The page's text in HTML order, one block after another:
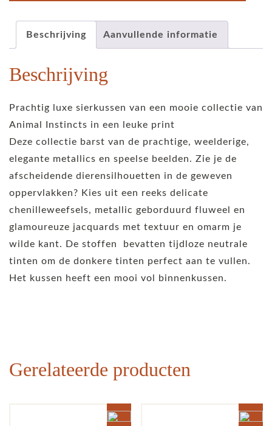
Beschrijving Aanvullende informatie
Beschrijving
Prachtig luxe sierkussen van een mooie collectie van
Animal Instincts in een leuke print
Deze collectie barst van de prachtige, weelderige,
elegante metallics en speelse beelden. Zie je de
afscheidende dierensilhouetten in de geweven
oppervlakken? Kies uit een reeks delicate
chenilleweefsels, metallic geborduurd fluweel en
glamoureuze jacquards met textuur en omarm je
wilde kant. De stoffen bevatten tijdloze neutrale
tinten om de donkere tinten perfect aan te vullen.
Het kussen heeft een mooi vol binnenkussen.
Gerelateerde producten